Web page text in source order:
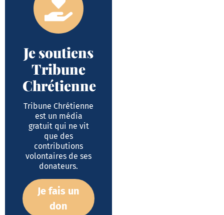
Je soutiens
Tribune
Chrétienne
Tribune Chrétienne
est un média
gratuit qui ne vit
que des
contributions
volontaires de ses
donateurs.
Je fais un
don